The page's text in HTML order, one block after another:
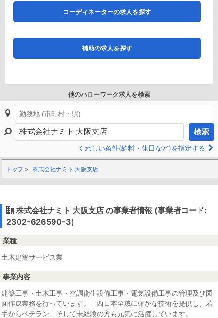
コーディネーターの求人を探す
補助の求人を探す
他のハローワーク求人を検索
検索
くわしい条件(給料・休日など)を指定する
トップ 株式会社ナミト 大阪支店
株式会社ナミト 大阪支店 の事業者情報 (事業者コード:
2302-626590-3)
業種
土木建築サービス業
事業内容
建築工事・土木工事・空調衛生設備工事・電気設備工事の管理及び図
面作成業務を行っています。 西日本全域に確かな技術を提供し、若
手からベテラン、そして未経験の方も元気に活躍しています。